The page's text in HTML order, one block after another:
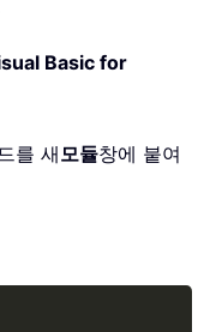
Basic for
를 새모듈창에 붙여